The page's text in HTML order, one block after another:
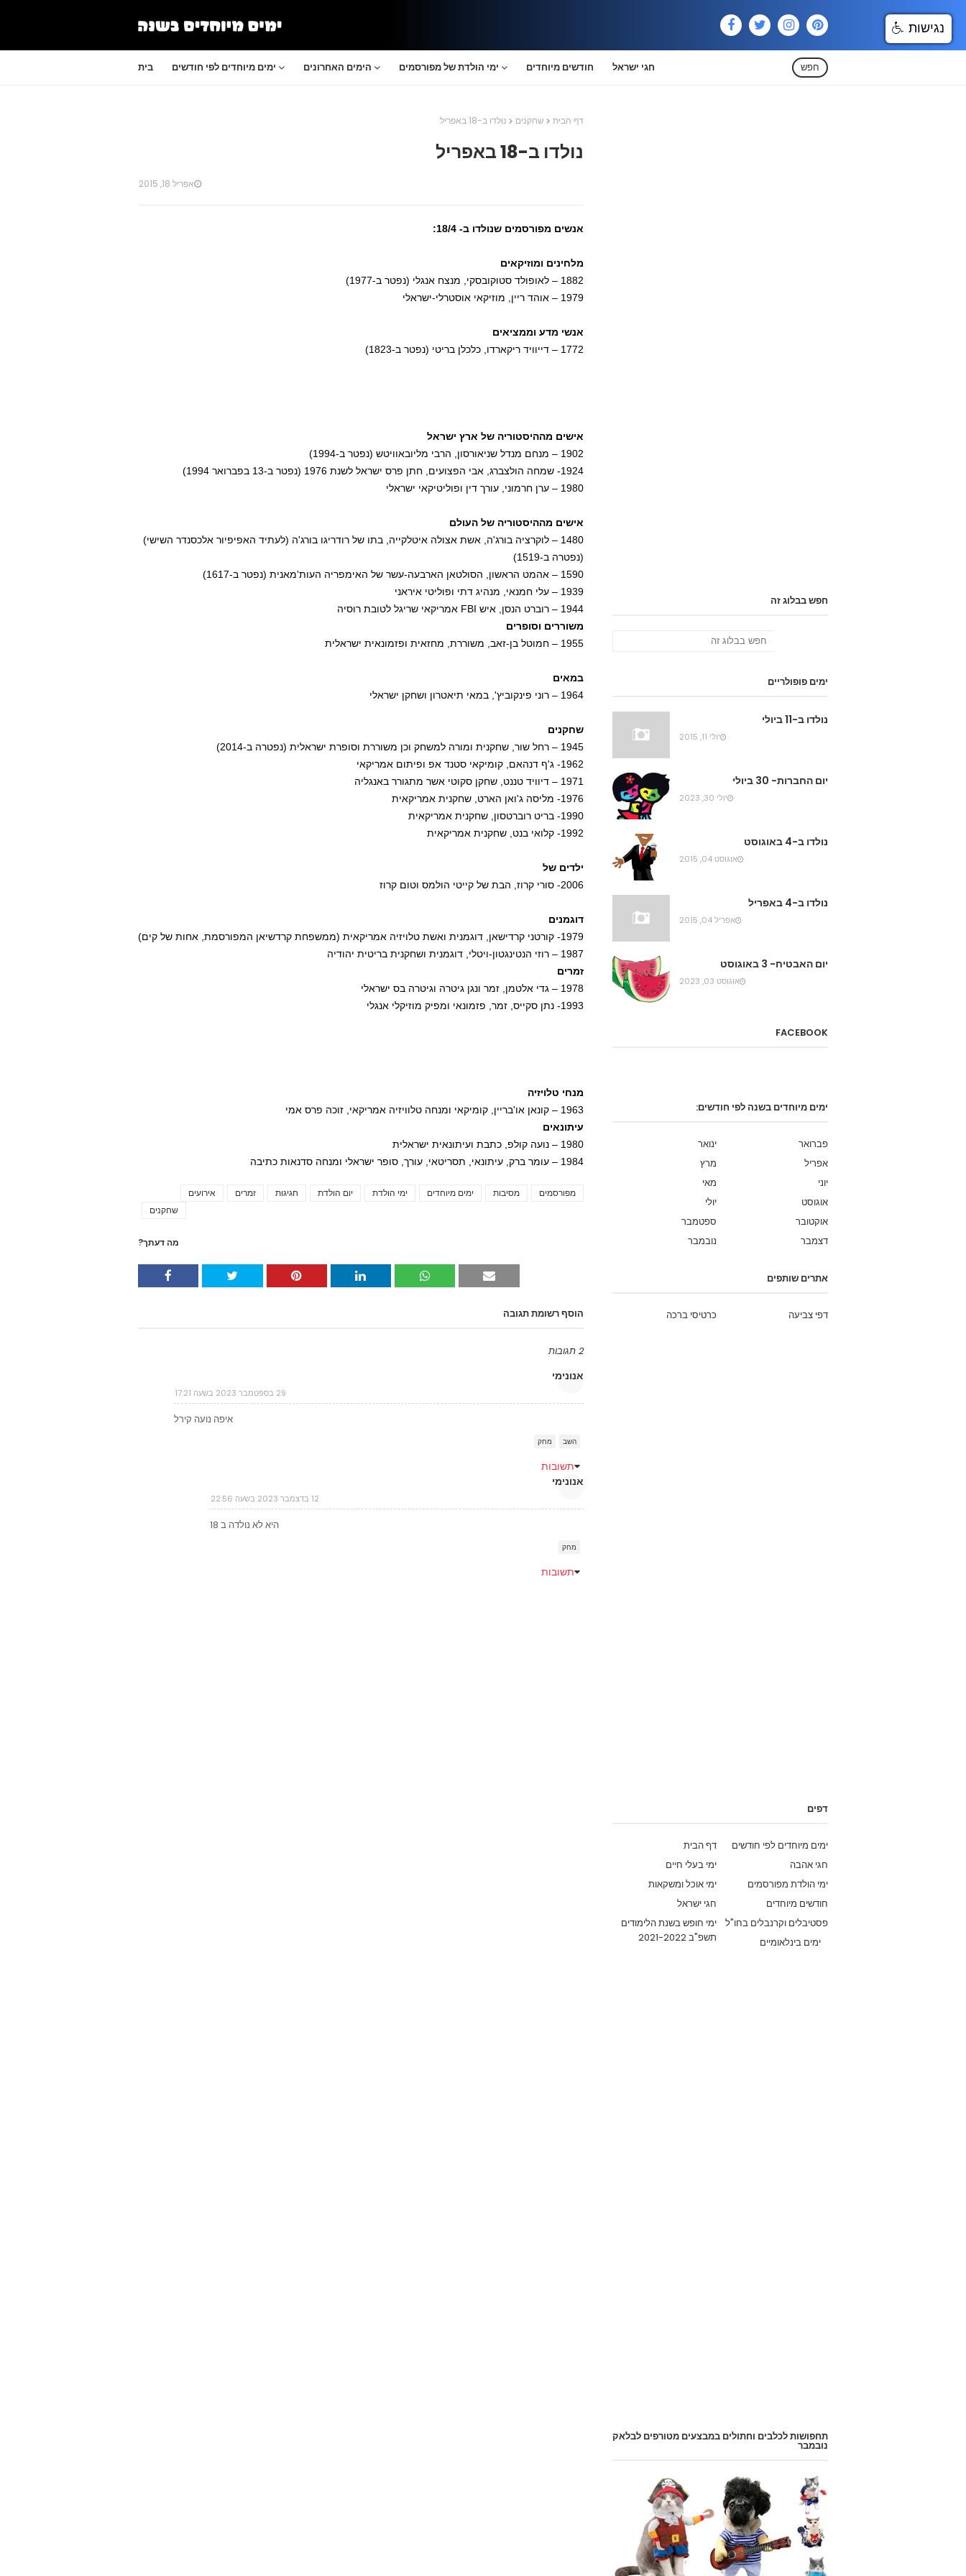
בית ימים מיוחדים לפי חודשים הימים האחרונים ימי הולדת של מפורסמים חודשים מיוחדים חגי ישראל חפש
דף הבית שחקנים נולדו ב-18 באפריל
נולדו ב-18 באפריל
אפריל 18, 2015
אנשים מפורסמים שנולדו ב- 18/4:
מלחינים ומוזיקאים
1882 – לאופולד סטוקובסקי, מנצח אנגלי (נפטר ב-1977)
1979 – אוהד ריין, מוזיקאי אוסטרלי-ישראלי
אנשי מדע וממציאים
1772 – דייוויד ריקארדו, כלכלן בריטי (נפטר ב-1823)
אישים מההיסטוריה של ארץ ישראל
1902 – מנחם מנדל שניאורסון, הרבי מליובאוויטש (נפטר ב-1994)
1924- שמחה הולצברג, אבי הפצועים, חתן פרס ישראל לשנת 1976 (נפטר ב-13 בפברואר 1994)
1980 – ערן חרמוני, עורך דין ופוליטיקאי ישראלי
אישים מההיסטוריה של העולם
1480 – לוקרציה בורג'ה, אשת אצולה איטלקייה, בתו של רודריגו בורג'ה (לעתיד האפיפיור אלכסנדר השישי)
(נפטרה ב-1519)
1590 – אהמט הראשון, הסולטאן הארבעה-עשר של האימפריה העות'מאנית (נפטר ב-1617)
1939 – עלי חמנאי, מנהיג דתי ופוליטי איראני
1944 – רוברט הנסן, איש FBI אמריקאי שריגל לטובת רוסיה
משוררים וסופרים
1955 – חמוטל בן-זאב, משוררת, מחזאית ופזמונאית ישראלית
במאים
1964 – רוני פינקוביץ', במאי תיאטרון ושחקן ישראלי
שחקנים
1945 – רחל שור, שחקנית ומורה למשחק וכן משוררת וסופרת ישראלית (נפטרה ב-2014)
1962- ג'ף דנהאם, קומיקאי סטנד אפ ופיתום אמריקאי
1971 – דיוויד טננט, שחקן סקוטי אשר מתגורר באנגליה
1976- מליסה ג'ואן הארט, שחקנית אמריקאית
1990- בריט רוברטסון, שחקנית אמריקאית
1992- קלואי בנט, שחקנית אמריקאית
ילדים של
2006- סורי קרוז, הבת של קייטי הולמס וטום קרוז
דוגמנים
1979- קורטני קרדישאן, דוגמנית ואשת טלויזיה אמריקאית (ממשפחת קרדשיאן המפורסמת, אחות של קים)
1987 – רוזי הנטינגטון-ויטלי, דוגמנית ושחקנית בריטית יהודיה
זמרים
1978 – גדי אלטמן, זמר ונגן גיטרה וגיטרה בס ישראלי
1993- נתן סקייס, זמר, פזמונאי ומפיק מוזיקלי אנגלי
מנחי טלויזיה
1963 – קונאן או'בריין, קומיקאי ומנחה טלוויזיה אמריקאי, זוכה פרס אמי
עיתונאים
1980 – נועה קולפ, כתבת ועיתונאית ישראלית
1984 – עומר ברק, עיתונאי, תסריטאי, עורך, סופר ישראלי ומנחה סדנאות כתיבה
אירועים זמרים חגיגות יום הולדת ימי הולדת ימים מיוחדים מסיבות
מפורסמים
שחקנים
מה דעתך?
הוסף רשומת תגובה
2 תגובות
אנונימי
29 בספטמבר 2023 בשעה 17:21
איפה נועה קירל
השב מחק
תשובות
אנונימי
12 בדצמבר 2023 בשעה 22:56
היא לא נולדה ב 18
מחק
תשובות
חפש בבלוג זה
ימים פופולריים
נולדו ב-11 ביולי
יולי 11, 2015
יום החברות- 30 ביולי
יולי 30, 2023
נולדו ב-4 באוגוסט
אוגוסט 04, 2015
נולדו ב-4 באפריל
אפריל 04, 2015
יום האבטיח- 3 באוגוסט
אוגוסט 03, 2023
FACEBOOK
ימים מיוחדים בשנה לפי חודשים:
ינואר
פברואר
מרץ
אפריל
מאי
יוני
יולי
אוגוסט
ספטמבר
אוקטובר
נובמבר
דצמבר
אתרים שותפים
כרטיסי ברכה דפי צביעה
דפים
דף הבית
ימים מיוחדים לפי חודשים
ימי בעלי חיים
חגי אהבה
ימי אוכל ומשקאות
ימי הולדת מפורסמים
חגי ישראל
חודשים מיוחדים
ימי חופש בשנת הלימודים
תשפ"ב 2021-2022
פסטיבלים וקרנבלים בחו"ל
ימים בינלאומיים
תחפושות לכלבים וחתולים במבצעים מטורפים לבלאק
נובמבר
נגישות